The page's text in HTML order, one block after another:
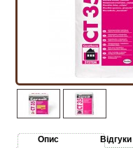
Опис Відгуки